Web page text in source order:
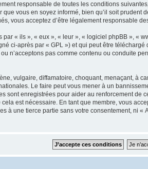
responsable de toutes les conditions
vous en soyez informé, bien qu’il soit
vous acceptez d’être légalement responsable
« ils », « eux », « leur », « logiciel phpBB », «
ci-après par « GPL ») et qui peut être téléchargé
n’acceptons pas comme contenu ou conduite
vulgaire, diffamatoire, choquant, menaçant, à
Le faire peut vous mener à un
sont enregistrées pour aider au renforcement
est nécessaire. En tant que membre, vous
à une tierce partie sans votre consentement, ni